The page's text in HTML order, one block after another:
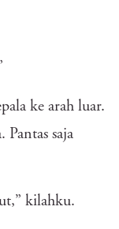
ke arah luar.
Pantas saja
kilahku.